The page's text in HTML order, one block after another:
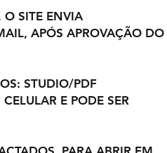
O SITE ENVIA
APÓS APROVAÇÃO DO
STUDIO/PDF
E PODE SER